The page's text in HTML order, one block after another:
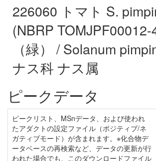
226060 トマト S.
(NBRP
（緑） / Solanum
ナス科 ナス属
ピークデータ
ピークリスト、MSnデータ、および使われ
たアダクトの設定ファイル（ポジティブ/ネ
ガティブモード）が含まれます。※化合物デ
ータベースの再検索など、データの更新が行
われた場合でも、このダウンロードファイル